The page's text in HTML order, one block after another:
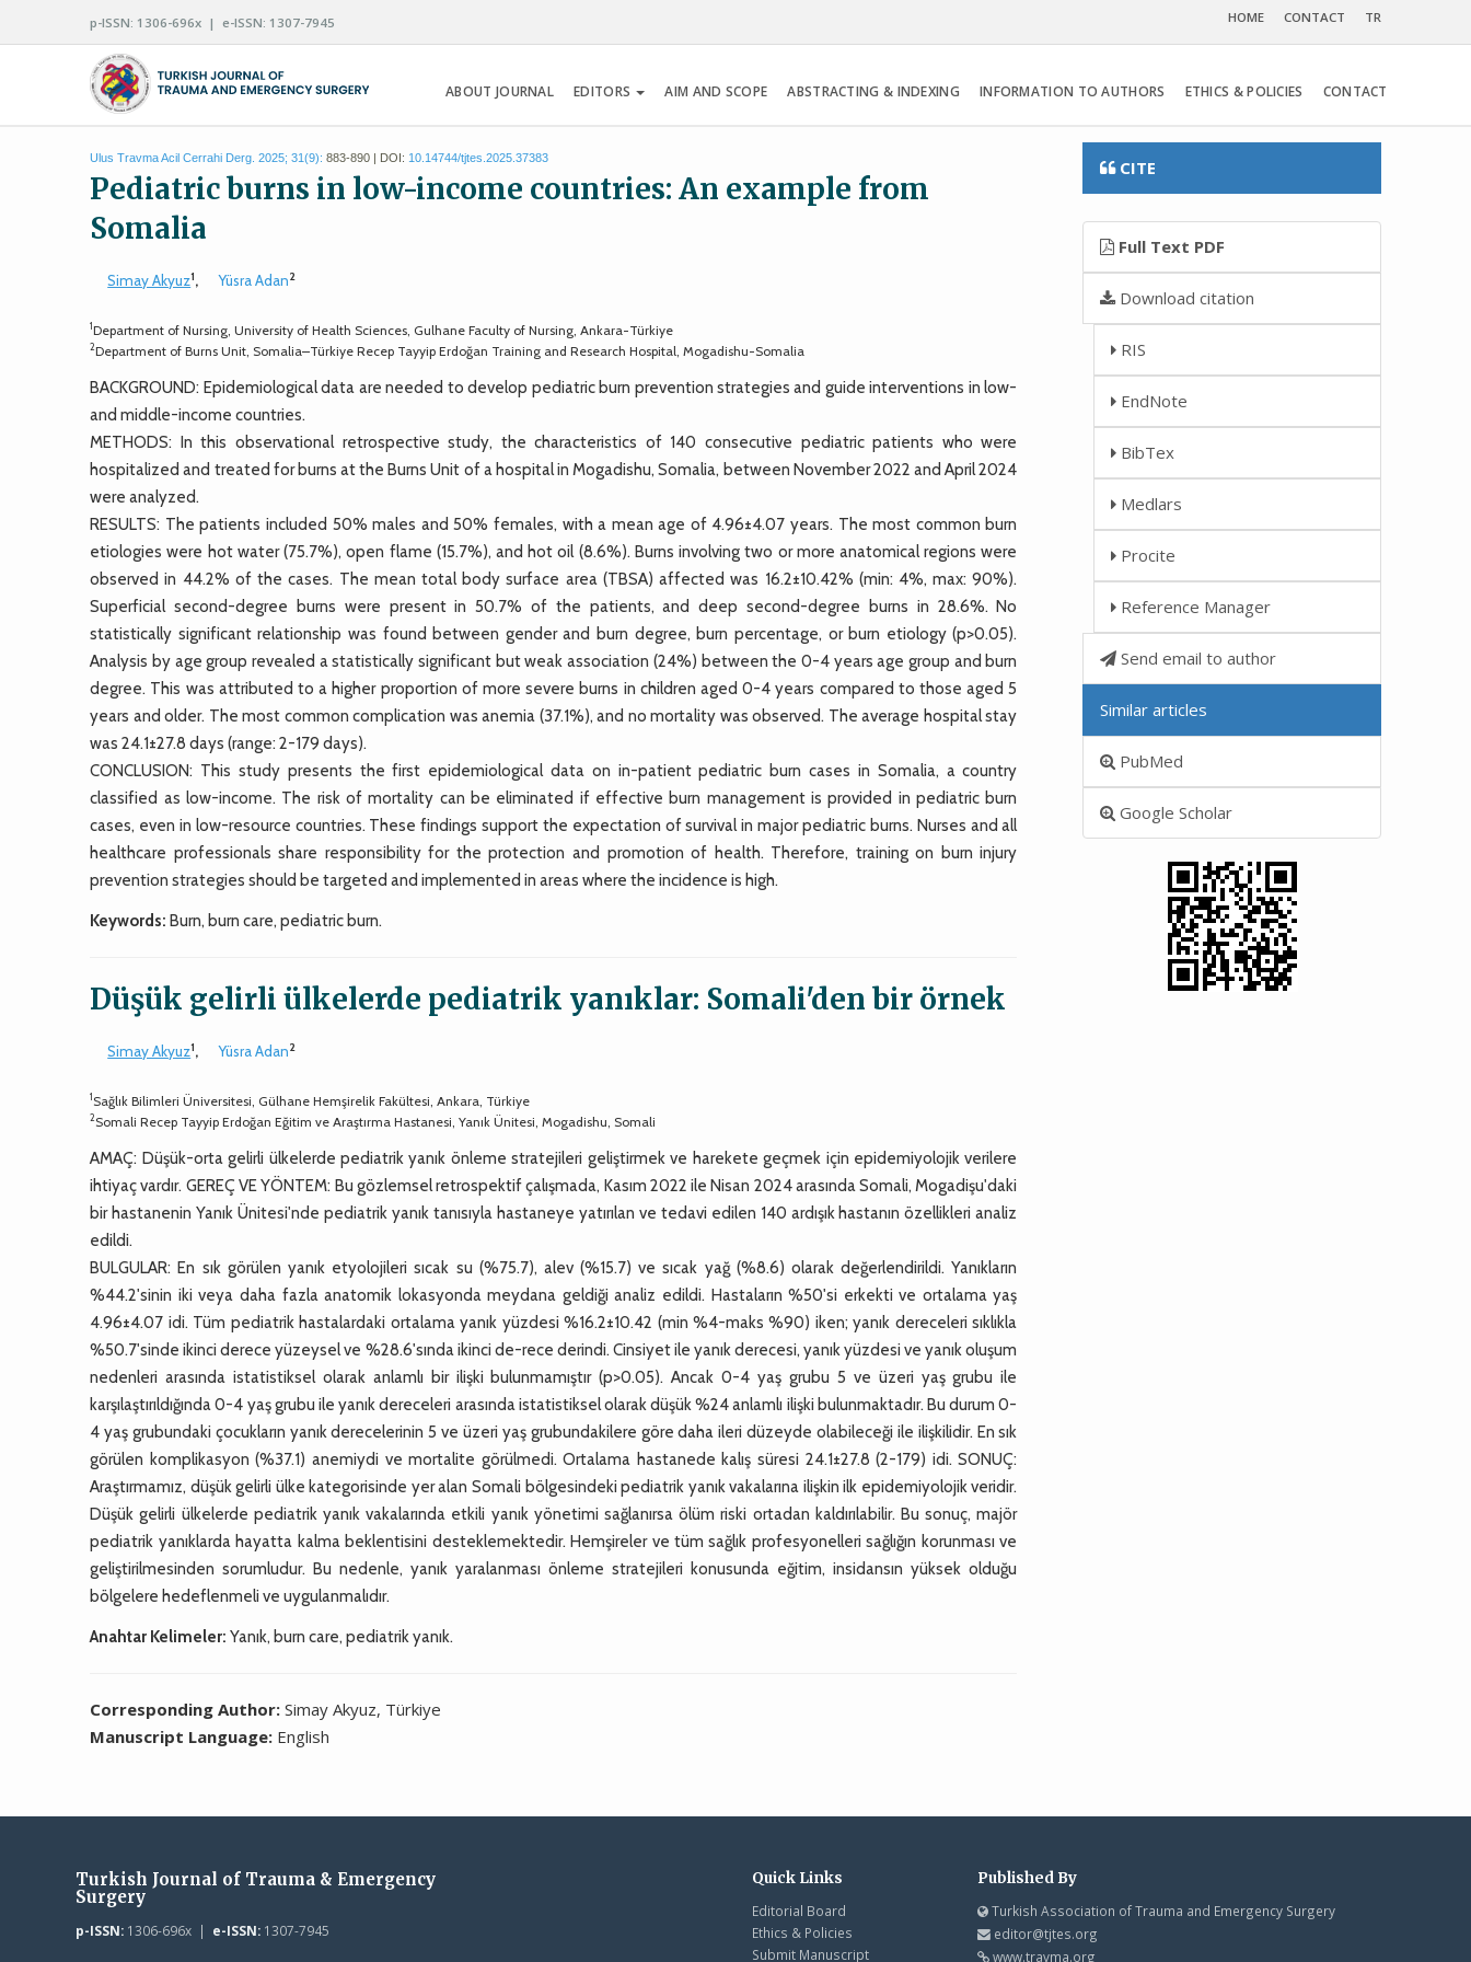
p-ISSN: 1306-696x | e-ISSN: 1307-7945 HOME CONTACT TR
ABOUT JOURNAL EDITORS AIM AND SCOPE ABSTRACTING & INDEXING INFORMATION TO AUTHORS ETHICS & POLICIES CONTACT
Ulus Travma Acil Cerrahi Derg. 2025; 31(9): 883-890 | DOI: 10.14744/tjtes.2025.37383
Pediatric burns in low-income countries: An example from
Somalia
Simay Akyuz1, Yüsra Adan2
1Department of Nursing, University of Health Sciences, Gulhane Faculty of Nursing, Ankara-Türkiye
2Department of Burns Unit, Somalia–Türkiye Recep Tayyip Erdoğan Training and Research Hospital, Mogadishu-Somalia
BACKGROUND: Epidemiological data are needed to develop pediatric burn prevention strategies and guide interventions in low-
and middle-income countries.
METHODS: In this observational retrospective study, the characteristics of 140 consecutive pediatric patients who were
hospitalized and treated for burns at the Burns Unit of a hospital in Mogadishu, Somalia, between November 2022 and April 2024
were analyzed.
RESULTS: The patients included 50% males and 50% females, with a mean age of 4.96±4.07 years. The most common burn
etiologies were hot water (75.7%), open flame (15.7%), and hot oil (8.6%). Burns involving two or more anatomical regions were
observed in 44.2% of the cases. The mean total body surface area (TBSA) affected was 16.2±10.42% (min: 4%, max: 90%).
Superficial second-degree burns were present in 50.7% of the patients, and deep second-degree burns in 28.6%. No
statistically significant relationship was found between gender and burn degree, burn percentage, or burn etiology (p>0.05).
Analysis by age group revealed a statistically significant but weak association (24%) between the 0-4 years age group and burn
degree. This was attributed to a higher proportion of more severe burns in children aged 0-4 years compared to those aged 5
years and older. The most common complication was anemia (37.1%), and no mortality was observed. The average hospital stay
was 24.1±27.8 days (range: 2-179 days).
CONCLUSION: This study presents the first epidemiological data on in-patient pediatric burn cases in Somalia, a country
classified as low-income. The risk of mortality can be eliminated if effective burn management is provided in pediatric burn
cases, even in low-resource countries. These findings support the expectation of survival in major pediatric burns. Nurses and all
healthcare professionals share responsibility for the protection and promotion of health. Therefore, training on burn injury
prevention strategies should be targeted and implemented in areas where the incidence is high.
Keywords: Burn, burn care, pediatric burn.
Düşük gelirli ülkelerde pediatrik yanıklar: Somali'den bir örnek
Simay Akyuz1, Yüsra Adan2
1Sağlık Bilimleri Üniversitesi, Gülhane Hemşirelik Fakültesi, Ankara, Türkiye
2Somali Recep Tayyip Erdoğan Eğitim ve Araştırma Hastanesi, Yanık Ünitesi, Mogadishu, Somali
AMAÇ: Düşük-orta gelirli ülkelerde pediatrik yanık önleme stratejileri geliştirmek ve harekete geçmek için epidemiyolojik verilere
ihtiyaç vardır. GEREÇ VE YÖNTEM: Bu gözlemsel retrospektif çalışmada, Kasım 2022 ile Nisan 2024 arasında Somali, Mogadişu'daki
bir hastanenin Yanık Ünitesi'nde pediatrik yanık tanısıyla hastaneye yatırılan ve tedavi edilen 140 ardışık hastanın özellikleri analiz
edildi.
BULGULAR: En sık görülen yanık etyolojileri sıcak su (%75.7), alev (%15.7) ve sıcak yağ (%8.6) olarak değerlendirildi. Yanıkların
%44.2'sinin iki veya daha fazla anatomik lokasyonda meydana geldiği analiz edildi. Hastaların %50'si erkekti ve ortalama yaş
4.96±4.07 idi. Tüm pediatrik hastalardaki ortalama yanık yüzdesi %16.2±10.42 (min %4-maks %90) iken; yanık dereceleri sıklıkla
%50.7'sinde ikinci derece yüzeysel ve %28.6'sında ikinci de-rece derindi. Cinsiyet ile yanık derecesi, yanık yüzdesi ve yanık oluşum
nedenleri arasında istatistiksel olarak anlamlı bir ilişki bulunmamıştır (p>0.05). Ancak 0-4 yaş grubu 5 ve üzeri yaş grubu ile
karşılaştırıldığında 0-4 yaş grubu ile yanık dereceleri arasında istatistiksel olarak düşük %24 anlamlı ilişki bulunmaktadır. Bu durum 0-
4 yaş grubundaki çocukların yanık derecelerinin 5 ve üzeri yaş grubundakilere göre daha ileri düzeyde olabileceği ile ilişkilidir. En sık
görülen komplikasyon (%37.1) anemiydi ve mortalite görülmedi. Ortalama hastanede kalış süresi 24.1±27.8 (2-179) idi. SONUÇ:
Araştırmamız, düşük gelirli ülke kategorisinde yer alan Somali bölgesindeki pediatrik yanık vakalarına ilişkin ilk epidemiyolojik veridir.
Düşük gelirli ülkelerde pediatrik yanık vakalarında etkili yanık yönetimi sağlanırsa ölüm riski ortadan kaldırılabilir. Bu sonuç, majör
pediatrik yanıklarda hayatta kalma beklentisini desteklemektedir. Hemşireler ve tüm sağlık profesyonelleri sağlığın korunması ve
geliştirilmesinden sorumludur. Bu nedenle, yanık yaralanması önleme stratejileri konusunda eğitim, insidansın yüksek olduğu
bölgelere hedeflenmeli ve uygulanmalıdır.
Anahtar Kelimeler: Yanık, burn care, pediatrik yanık.
Corresponding Author:Simay Akyuz, Türkiye
Manuscript Language: English
CITE
Full Text PDF
Download citation
RIS
EndNote
BibTex
Medlars
Procite
Reference Manager
Send email to author
Similar articles
PubMed
Google Scholar
Turkish Journal of Trauma & Emergency
Surgery
p-ISSN:1306-696x | e-ISSN:1307-7945
Quick Links
Editorial Board
Ethics & Policies
Submit Manuscript
Published By
Turkish Association of Trauma and Emergency Surgery
editor@tjtes.org
www.travma.org